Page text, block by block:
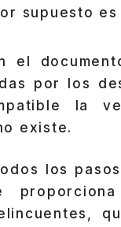
supuesto es
el
por los
la
existe.
los